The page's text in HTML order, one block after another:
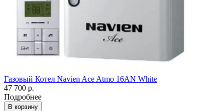
Газовый Котел Navien Ace Atmo 16AN White
47 700 р.
Подробнее
В корзину